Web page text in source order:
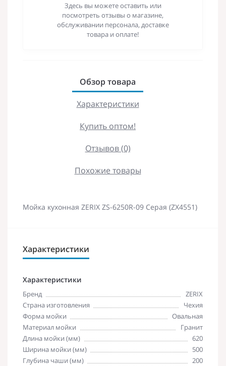
Здесь вы можете оставить или
посмотреть отзывы о магазине,
обслуживании персонала, доставке
товара и оплате!
Обзор товара
Характеристики
Купить оптом!
Отзывов (0)
Похожие товары
Мойка кухонная ZERIX ZS-6250R-09 Серая (ZX4551)
Характеристики
Характеристики
Бренд
ZERIX
Страна изготовления
Чехия
Форма мойки
Овальная
Материал мойки
Гранит
Длина мойки (мм)
620
Ширина мойки (мм)
500
Глубина чаши (мм)
200